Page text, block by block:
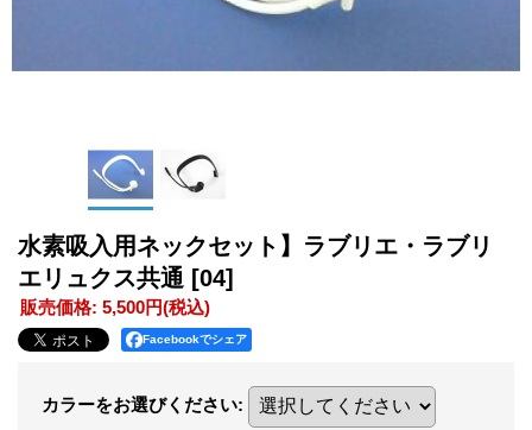
水素吸入用ネックセット】ラブリエ・ラブリ
エリュクス共通 [04]
販売価格: 5,500円(税込)
Facebookでシェア
カラーをお選びください: